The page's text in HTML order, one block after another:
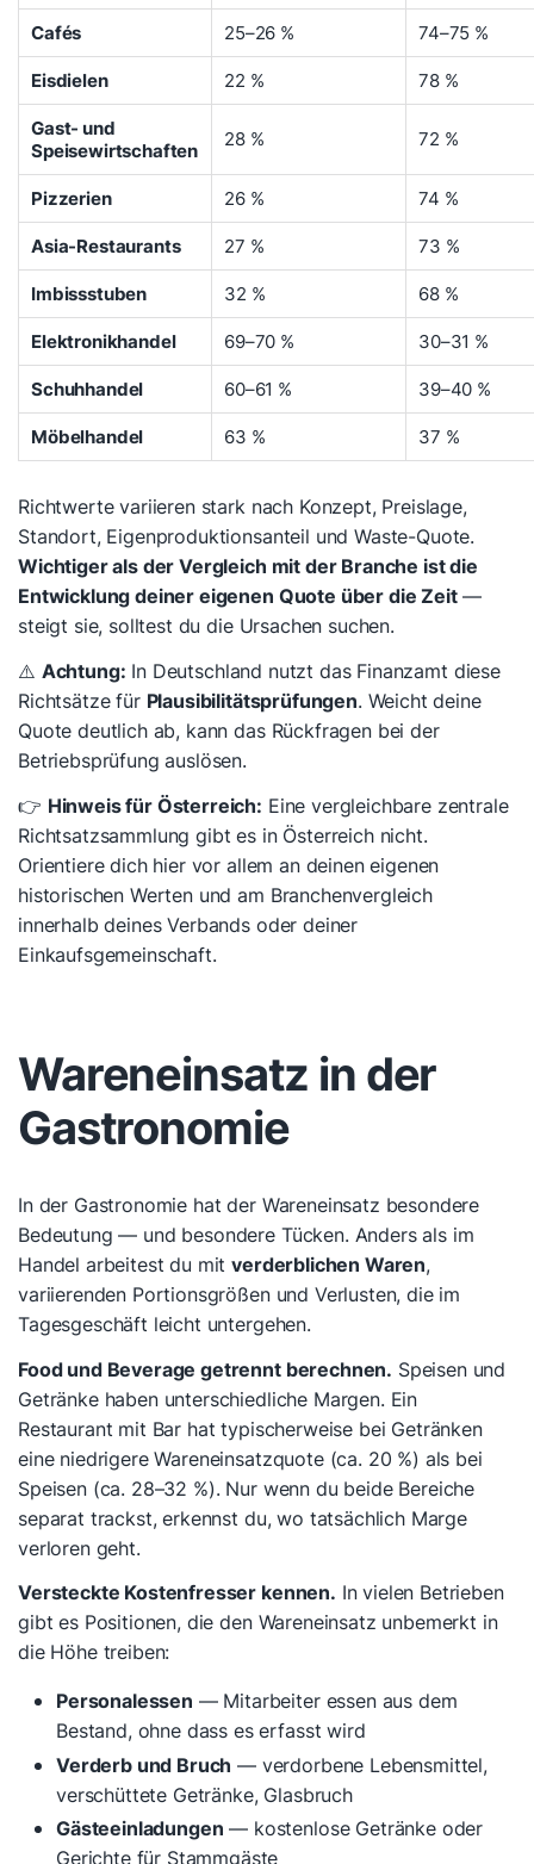
Cafés 25–26 %
74–75 %
Eisdielen
22 %
78 %
Gast- und
Speisewirtschaften
28 % 72 %
Pizzerien 26 %
74 %
Asia-Restaurants
27 %
73 %
Imbissstuben
32 %
68 %
Elektronikhandel
69–70 %
30–31 %
Schuhhandel
60–61 %
39–40 %
Möbelhandel
63 % 37 %
Richtwerte variieren stark nach Konzept, Preislage,
Standort, Eigenproduktionsanteil und Waste-Quote.
Wichtiger als der Vergleich mit der Branche ist die
Entwicklung deiner eigenen Quote über die Zeit—
steigt sie, solltest du die Ursachen suchen.
⚠️ Achtung: In Deutschland nutzt das Finanzamt diese
Richtsätze für Plausibilitätsprüfungen. Weicht deine
Quote deutlich ab, kann das Rückfragen bei der
Betriebsprüfung auslösen.
👉 Hinweis für Österreich: Eine vergleichbare zentrale
Richtsatzsammlung gibt es in Österreich nicht.
Orientiere dich hier vor allem an deinen eigenen
historischen Werten und am Branchenvergleich
innerhalb deines Verbands oder deiner
Einkaufsgemeinschaft.
Wareneinsatz in der
Gastronomie
In der Gastronomie hat der Wareneinsatz besondere
Bedeutung — und besondere Tücken. Anders als im
Handel arbeitest du mitverderblichen Waren,
variierenden Portionsgrößen und Verlusten, die im
Tagesgeschäft leicht untergehen.
Food und Beverage getrennt berechnen. Speisen und
Getränke haben unterschiedliche Margen. Ein
Restaurant mit Bar hat typischerweise bei Getränken
eine niedrigere Wareneinsatzquote (ca. 20 %) als bei
Speisen (ca. 28–32 %). Nur wenn du beide Bereiche
separat trackst, erkennst du, wo tatsächlich Marge
verloren geht.
Versteckte Kostenfresser kennen. In vielen Betrieben
gibt es Positionen, die den Wareneinsatz unbemerkt in
die Höhe treiben:
Personalessen — Mitarbeiter essen aus dem
Bestand, ohne dass es erfasst wird
Verderb und Bruch — verdorbene Lebensmittel,
verschüttete Getränke, Glasbruch
Gästeeinladungen — kostenlose Getränke oder
Gerichte für Stammgäste